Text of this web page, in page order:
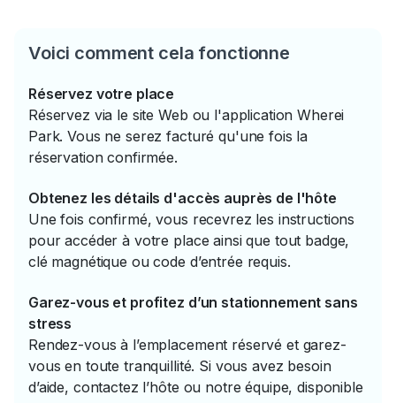
Voici comment cela fonctionne
Réservez votre place
Réservez via le site Web ou l'application Wherei
Park. Vous ne serez facturé qu'une fois la
réservation confirmée.
Obtenez les détails d'accès auprès de l'hôte
Une fois confirmé, vous recevrez les instructions
pour accéder à votre place ainsi que tout badge,
clé magnétique ou code d’entrée requis.
Garez-vous et profitez d’un stationnement sans
stress
Rendez-vous à l’emplacement réservé et garez-
vous en toute tranquillité. Si vous avez besoin
d’aide, contactez l’hôte ou notre équipe, disponible